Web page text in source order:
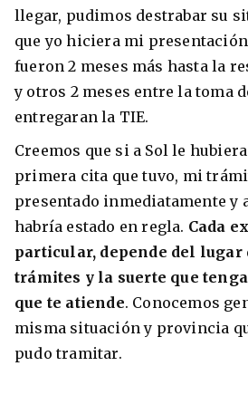
llegar, pudimos destrabar su
que yo hiciera mi presentación
fueron 2 meses más hasta la
y otros 2 meses entre la toma
entregaran la TIE.
Creemos que si a Sol le
primera cita que tuvo, mi
presentado inmediatamente y
habría estado en regla. Cada
particular, depende del lugar
trámites y la suerte que
que te atiende. Conocemos
misma situación y provincia
pudo tramitar.